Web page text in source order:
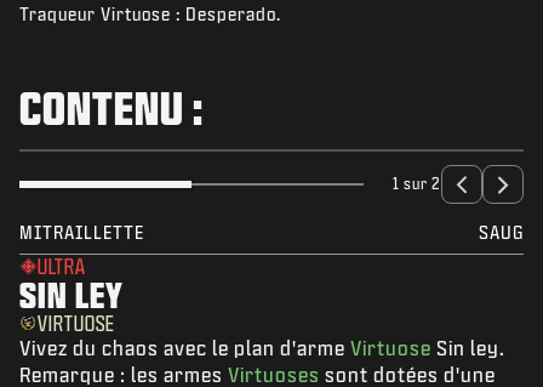
CONNEXION|S'INSCRIRE
Traqueur Virtuose : Desperado.
CONTENU :
1 sur 2
MITRAILLETTE SAUG
ULTRA
SIN LEY
VIRTUOSE
Vivez du chaos avec le plan d'arme Virtuose Sin ley.
Remarque : les armes Virtuoses sont dotées d'une